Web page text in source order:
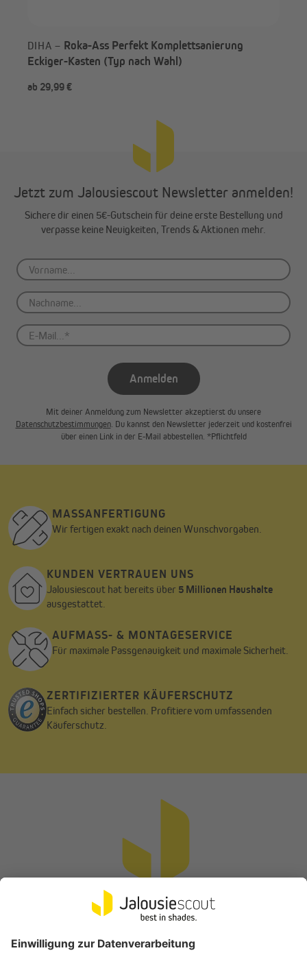
DIHA – Roka-Ass Perfekt Komplettsanierung
Eckiger-Kasten (Typ nach Wahl)
ab 29,99 €
Jetzt zum Jalousiescout Newsletter anmelden!
Sichere dir einen 5€-Gutschein für deine erste Bestellung und
verpasse keine Neuigkeiten, Trends & Aktionen mehr.
Anmelden
Mit deiner Anmeldung zum Newsletter akzeptierst du unsere
Datenschutzbestimmungen. Du kannst den Newsletter jederzeit und kostenfrei
über einen Link in der E-Mail abbestellen. *Pflichtfeld
MASSANFERTIGUNG
Wir fertigen exakt nach deinen Wunschvorgaben.
KUNDEN VERTRAUEN UNS
Jalousiescout hat bereits über 5 Millionen Haushalte
ausgestattet.
AUFMASS- & MONTAGESERVICE
Für maximale Passgenauigkeit und maximale Sicherheit.
ZERTIFIZIERTER KÄUFERSCHUTZ
Einfach sicher bestellen. Profitiere vom umfassenden
Käuferschutz.